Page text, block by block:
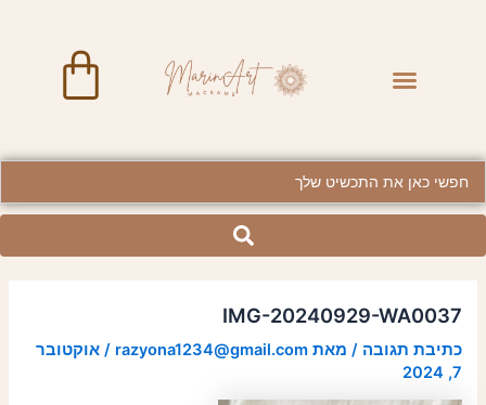
Menu
IMG-20240929-WA0037
כתיבת תגובה / מאתrazyona1234@gmail.com
/אוקטובר
7, 2024